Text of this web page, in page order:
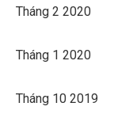
Tháng 2 2020
Tháng 1 2020
Tháng 10 2019